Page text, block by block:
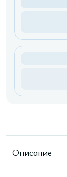
Описание